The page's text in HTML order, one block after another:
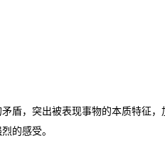
盾，突出被表现事物的本质特征
的感受。